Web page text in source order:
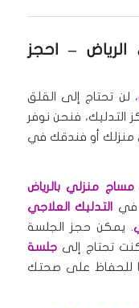
– احجز
، لن تحتاج إلى القلق
التدليك، فنحن نوفر
أو فندقك في
مساج منزلي بالرياض
في
التدليك العلاجي
. يمكن حجز الجلسة
تحتاج إلىجلسة
للحفاظ على صحتك